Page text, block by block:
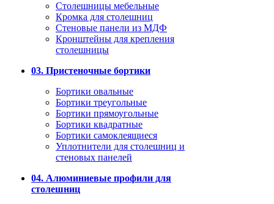
Столешницы мебельные
Кромка для столешниц
Стеновые панели из МДФ
Кронштейны для крепления
столешницы
03. Пристеночные бортики
Бортики овальные
Бортики треугольные
Бортики прямоугольные
Бортики квадратные
Бортики самоклеящиеся
Уплотнители для столешниц и
стеновых панелей
04. Алюминиевые профили для
столешниц